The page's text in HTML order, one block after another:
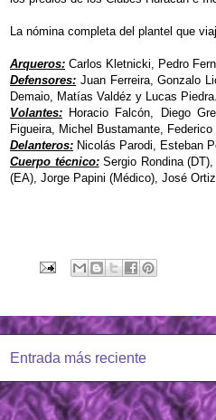
La nómina completa del plantel que
Arqueros: Carlos Kletnicki, Pedro
Defensores: Juan Ferreira, Gonzalo
Demaio, Matías Valdéz y Lucas Piedra.
Volantes: Horacio Falcón, Diego
Figueira, Michel Bustamante,
Delanteros: Nicolás Parodi, Esteban
Cuerpo técnico:Sergio Rondina
(EA), Jorge Papini (Médico), José
Entrada más reciente